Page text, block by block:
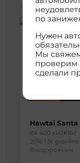
Hawtai Santa
84 400 км2016 г
2016 1.5t
Внедорожник
по
Нужен
Мы
проверим
сделали